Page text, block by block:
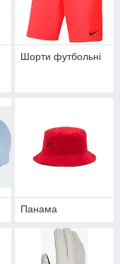
Шорти футбольні
Панама